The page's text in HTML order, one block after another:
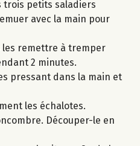
trois petits saladiers
avec la main pour
les remettre à tremper
2 minutes.
pressant dans la main et
les échalotes.
Découper-le en